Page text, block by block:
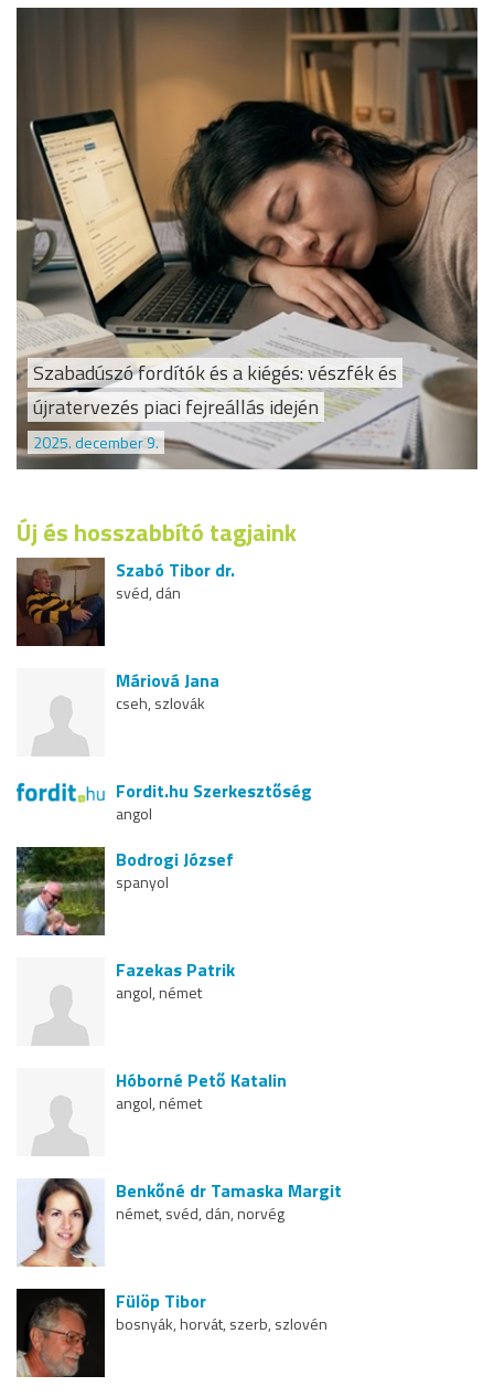
Szabadúszó fordítók és a kiégés: vészfék és
újratervezés piaci fejreállás idején
2025. december 9.
Új és hosszabbító tagjaink
Szabó Tibor dr.
svéd, dán
Máriová Jana
cseh, szlovák
Fordit.hu Szerkesztőség
angol
Bodrogi József
spanyol
Fazekas Patrik
angol, német
Hóborné Pető Katalin
angol, német
Benkőné dr Tamaska Margit
német, svéd, dán, norvég
Fülöp Tibor
bosnyák, horvát, szerb, szlovén